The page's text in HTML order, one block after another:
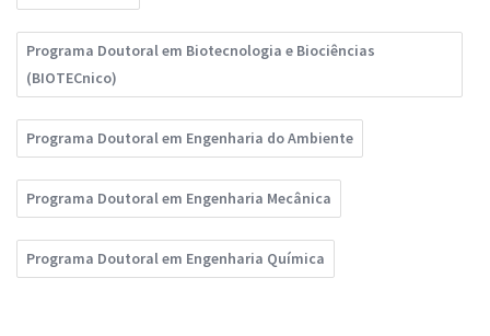
Programa Doutoral em Biotecnologia e Biociências
(BIOTECnico)
Programa Doutoral em Engenharia do Ambiente
Programa Doutoral em Engenharia Mecânica
Programa Doutoral em Engenharia Química